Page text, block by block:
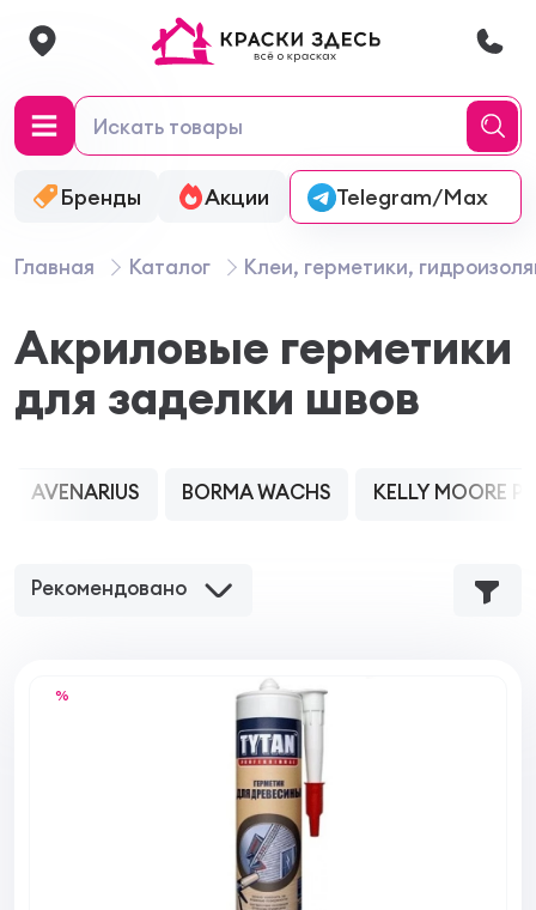
Бренды Акции Онлайн-колеровка
Telegram/Max
Главная Каталог Клеи, герметики,
Акриловые герметики
для заделки швов
Рекомендовано
%
AVENARIUS BORMA WACHS KELLY MOORE